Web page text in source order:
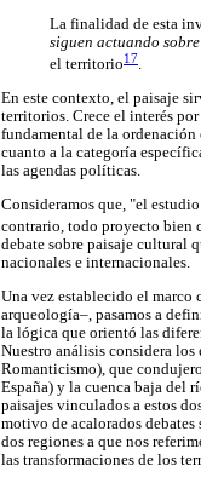
La finalidad de esta
siguen actuando
el territorio17.
En este contexto, el paisaje
territorios. Crece el interés
fundamental de la
cuanto a la categoría
las agendas políticas.
Consideramos que, "el
contrario, todo proyecto bien
debate sobre paisaje cultural
nacionales e internacionales.
Una vez establecido el
arqueología–, pasamos a
la lógica que orientó las
Nuestro análisis considera
Romanticismo), que
España) y la cuenca baja del
paisajes vinculados a estos
motivo de acalorados
dos regiones a que nos
las transformaciones de los